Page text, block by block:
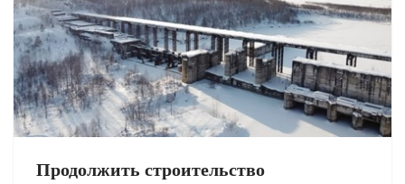
Продолжить строительство